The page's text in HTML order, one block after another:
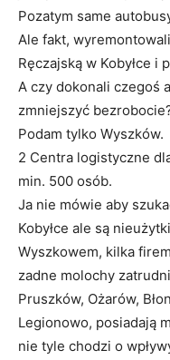
Pozatym same
Ale fakt,
Ręczajską w Kobyłce i
A czy dokonali czegoś
zmniejszyć
Podam tylko Wyszków.
2 Centra logistyczne
min. 500 osób.
Ja nie mówie aby
Kobyłce ale są
Wyszkowem, kilka
zadne molochy
Pruszków, Ożarów,
Legionowo, posiadają
nie tyle chodzi o